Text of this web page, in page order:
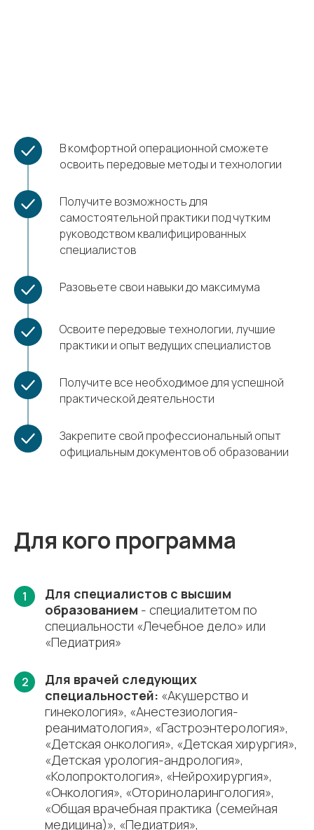
В комфортной операционной сможете
освоить передовые методы и технологии
Получите возможность для
самостоятельной практики под чутким
руководством квалифицированных
специалистов
Разовьете свои навыки до максимума
Освоите передовые технологии, лучшие
практики и опыт ведущих специалистов
Получите все необходимое для успешной
практической деятельности
Закрепите свой профессиональный опыт
официальным документов об образовании
Для кого программа
1
Для специалистов с высшим
образованием - специалитетом по
специальности «Лечебное дело» или
«Педиатрия»
2
Для врачей следующих
специальностей: «Акушерство и
гинекология», «Анестезиология-
реаниматология», «Гастроэнтерология»,
«Детская онкология», «Детская хирургия»,
«Детская урология-андрология»,
«Колопроктология», «Нейрохирургия»,
«Онкология», «Оториноларингология»,
«Общая врачебная практика (семейная
медицина)», «Педиатрия»,